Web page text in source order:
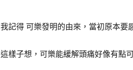
我記得 可樂發明的由來，當初原本要
這樣子想，可樂能緩解頭痛好像有點